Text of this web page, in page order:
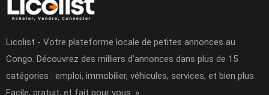
Licolist - Votre plateforme locale de petites annonces au
Congo. Découvrez des milliers d’annonces dans plus de 15
catégories : emploi, immobilier, véhicules, services, et bien plus.